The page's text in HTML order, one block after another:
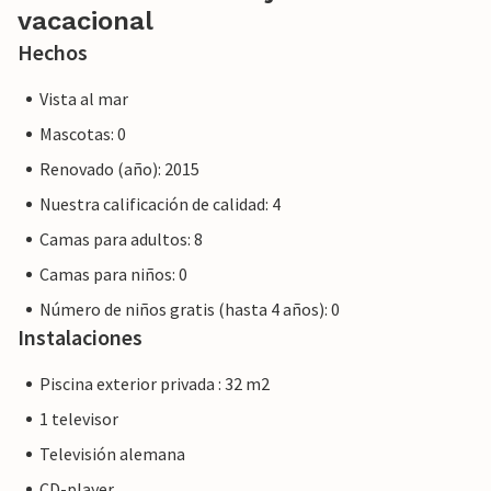
vacacional
Hechos
Vista al mar
Mascotas: 0
Renovado (año): 2015
Nuestra calificación de calidad: 4
Camas para adultos: 8
Camas para niños: 0
Número de niños gratis (hasta 4 años): 0
Instalaciones
Piscina exterior privada : 32 m2
1 televisor
Televisión alemana